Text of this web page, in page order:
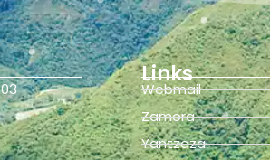
Links
Webmail
Zamora
Yantzaza